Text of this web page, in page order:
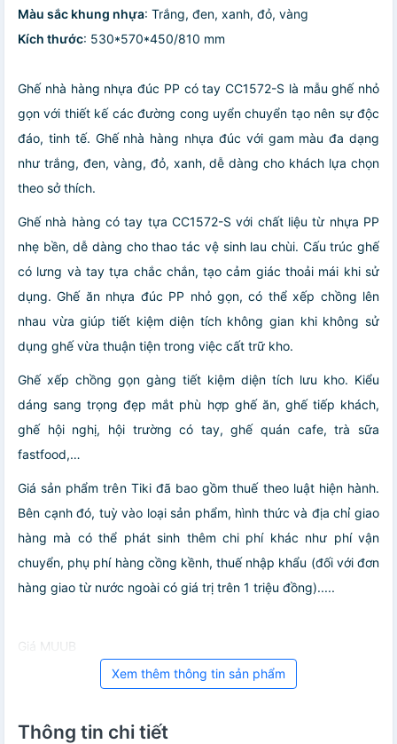
Màu sắc khung nhựa: Trắng, đen, xanh, đỏ, vàng
Kích thước: 530*570*450/810 mm
Ghế nhà hàng nhựa đúc PP có tay CC1572-S là mẫu ghế nhỏ
gọn với thiết kế các đường cong uyển chuyển tạo nên sự độc
đáo, tinh tế. Ghế nhà hàng nhựa đúc với gam màu đa dạng
như trắng, đen, vàng, đỏ, xanh, dễ dàng cho khách lựa chọn
theo sở thích.
Ghế nhà hàng có tay tựa CC1572-S với chất liệu từ nhựa PP
nhẹ bền, dễ dàng cho thao tác vệ sinh lau chùi. Cấu trúc ghế
có lưng và tay tựa chắc chắn, tạo cảm giác thoải mái khi sử
dụng. Ghế ăn nhựa đúc PP nhỏ gọn, có thể xếp chồng lên
nhau vừa giúp tiết kiệm diện tích không gian khi không sử
dụng ghế vừa thuận tiện trong việc cất trữ kho.
Ghế xếp chồng gọn gàng tiết kiệm diện tích lưu kho. Kiểu
dáng sang trọng đẹp mắt phù hợp ghế ăn, ghế tiếp khách,
ghế hội nghị, hội trường có tay, ghế quán cafe, trà sữa
fastfood,…
Giá sản phẩm trên Tiki đã bao gồm thuế theo luật hiện hành.
Bên cạnh đó, tuỳ vào loại sản phẩm, hình thức và địa chỉ giao
hàng mà có thể phát sinh thêm chi phí khác như phí vận
chuyển, phụ phí hàng cồng kềnh, thuế nhập khẩu (đối với đơn
hàng giao từ nước ngoài có giá trị trên 1 triệu đồng).....
Giá MUUB
Xem thêm thông tin sản phẩm
Thông tin chi tiết